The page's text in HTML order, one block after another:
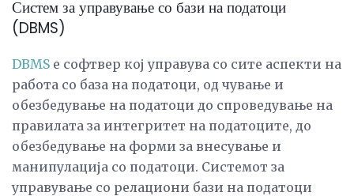
Систем за управување со бази на податоци
(DBMS)
DBMS е софтвер кој управува со сите аспекти на
работа со база на податоци, од чување и
обезбедување на податоци до спроведување на
правилата за интегритет на податоците, до
обезбедување на форми за внесување и
манипулација со податоци. Системот за
управување со релациони бази на податоци